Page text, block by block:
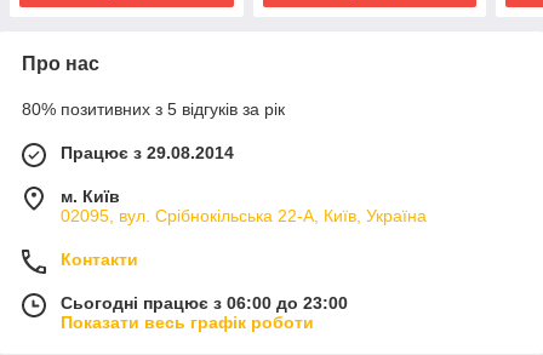
Про нас
80% позитивних з 5 відгуків за рік
Працює з 29.08.2014
м. Київ
02095, вул. Срібнокільська 22-А, Київ, Україна
Контакти
Сьогодні працює з 06:00 до 23:00
Показати весь графік роботи